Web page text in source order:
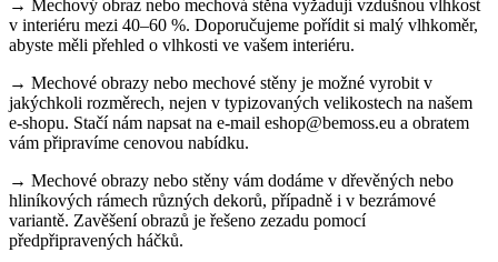
→ Mechový obraz nebo mechová stěna vyžadují vzdušnou vlhkost
v interiéru mezi 40–60 %. Doporučujeme pořídit si malý vlhkoměr,
abyste měli přehled o vlhkosti ve vašem interiéru.
→ Mechové obrazy nebo mechové stěny je možné vyrobit v
jakýchkoli rozměrech, nejen v typizovaných velikostech na našem
e-shopu. Stačí nám napsat na e-mail eshop@bemoss.eu a obratem
vám připravíme cenovou nabídku.
→ Mechové obrazy nebo stěny vám dodáme v dřevěných nebo
hliníkových rámech různých dekorů, případně i v bezrámové
variantě. Zavěšení obrazů je řešeno zezadu pomocí
předpřipravených háčků.